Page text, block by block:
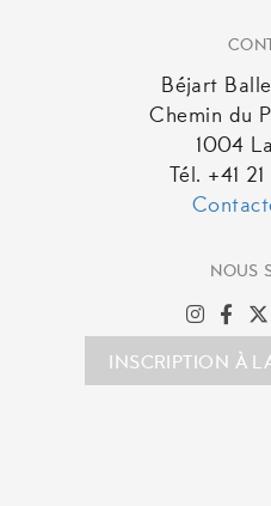
Béjart
Chemin du
1004
Tél. +41
NOUS
INSCRIPTION À